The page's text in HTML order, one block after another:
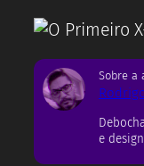
Sobre a
e